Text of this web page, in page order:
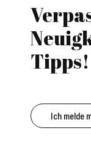
Tipps!
Ich melde